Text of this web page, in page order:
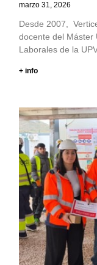
marzo 31, 2026
Desde 2007,
docente del Máster
Laborales de la
+ info